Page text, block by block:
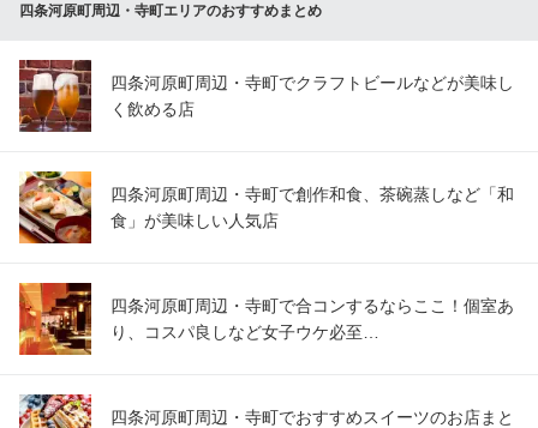
四条河原町周辺・寺町エリアのおすすめまとめ
四条河原町周辺・寺町でクラフトビールなどが美味し
く飲める店
四条河原町周辺・寺町で創作和食、茶碗蒸しなど「和
食」が美味しい人気店
四条河原町周辺・寺町で合コンするならここ！個室あ
り、コスパ良しなど女子ウケ必至…
四条河原町周辺・寺町でおすすめスイーツのお店まと